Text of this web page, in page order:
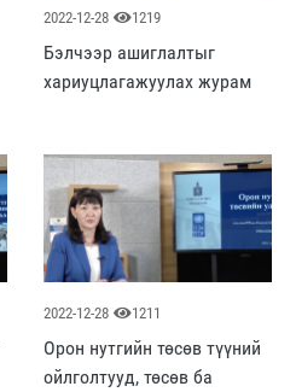
2022-12-28 1219
Бэлчээр ашиглалтыг
хариуцлагажуулах журам
2022-12-28 1211
Орон нутгийн төсөв түүний
ойлголтууд, төсөв ба